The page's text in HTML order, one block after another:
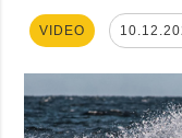
VIDEO